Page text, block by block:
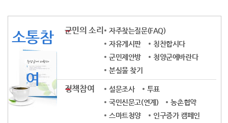
소통참
여
군민의 소리
자주찾는질문(FAQ)
자유게시판
칭찬합시다
군민제안방
청양군에바란다
분실물 찾기
정책참여 설문조사
투표
국민신문고(연계)
농촌협약
스마트청양
인구증가 캠페인